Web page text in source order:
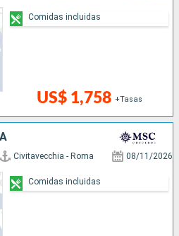
US$ 1,758 +Tasas
Comidas incluidas
Civitavecchia - Roma 08/11/2026
Comidas incluidas